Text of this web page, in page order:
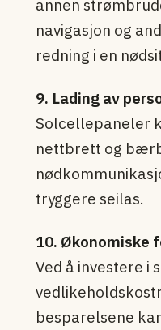
annen
navigasjon og
redning i en
9. Lading av
Solcellepaneler
nettbrett og
tryggere seilas.
10. Økonomiske
Ved å investere i
besparelsene